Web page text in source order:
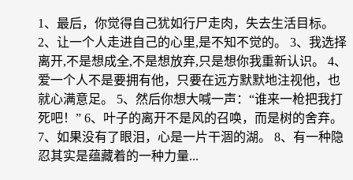
1、最后，你觉得自己犹如行尸走肉，失去生活目标。
2、让一个人走进自己的心里,是不知不觉的。 3、我选择
离开,不是想成全,不是想放弃,只是想你我重新认识。 4、
爱一个人不是要拥有他，只要在远方默默地注视他，也
就心满意足。 5、然后你想大喊一声：“谁来一枪把我打
死吧！” 6、叶子的离开不是风的召唤，而是树的舍弃。
7、如果没有了眼泪，心是一片干涸的湖。 8、有一种隐
忍其实是蕴藏着的一种力量...